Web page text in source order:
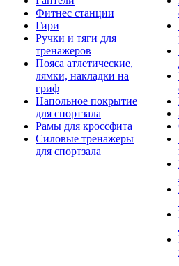
Фитнес станции
Гири
Ручки и тяги для
тренажеров
Пояса атлетические,
лямки, накладки на
гриф
Напольное покрытие
для спортзала
Рамы для кроссфита
Силовые тренажеры
для спортзала